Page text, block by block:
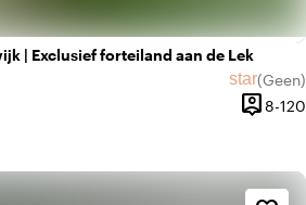
| Exclusief forteiland aan de Lek
star(Geen)
Geen
person_pin8-120